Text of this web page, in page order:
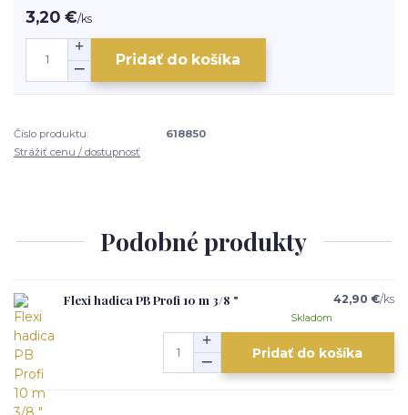
3,20 €/ks
Pridať do košíka
Číslo produktu:
618850
Strážiť cenu / dostupnosť
Podobné produkty
Flexi hadica PB Profi 10 m 3/8 " 42,90 €/ks
Skladom
Pridať do košíka